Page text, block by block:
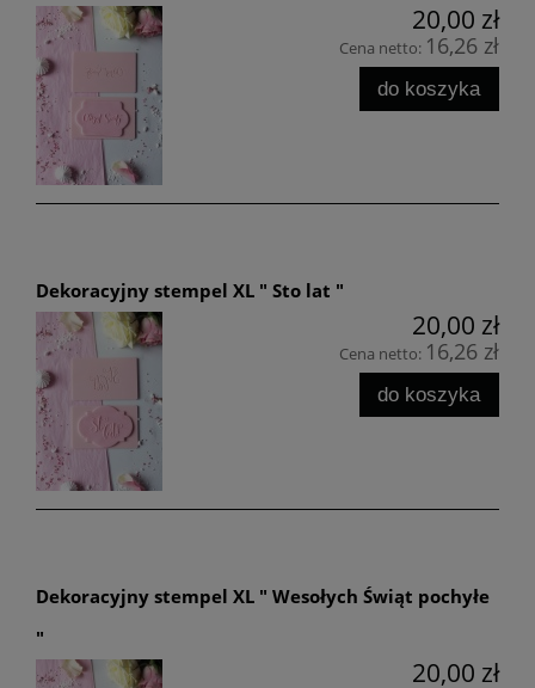
20,00 zł
Cena netto: 16,26 zł
do koszyka
Dekoracyjny stempel XL " Sto lat "
20,00 zł
Cena netto: 16,26 zł
do koszyka
Dekoracyjny stempel XL " Wesołych Świąt pochyłe
"
20,00 zł